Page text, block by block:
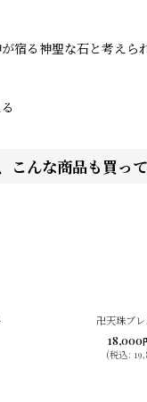
宿る神聖な石と考えら
こんな商品も買っ
卍天珠ブ
18,000
(税込: